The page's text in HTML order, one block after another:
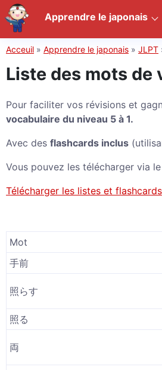
Acceuil » Apprendre le japonais » JLPT
Liste des mots de
Pour faciliter vos révisions et
vocabulaire du niveau 5 à 1.
Avec des flashcards inclus
Vous pouvez les télécharger via
Télécharger les listes et flashcards
Mot
手前
照らす
照る
両
Apprendre le japonais